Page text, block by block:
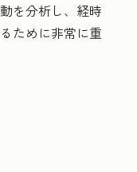
を分析し、経時
ために非常に重